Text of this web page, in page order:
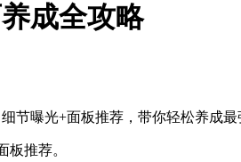
成全攻略
节曝光+面板推荐，带你轻松养成
推荐。